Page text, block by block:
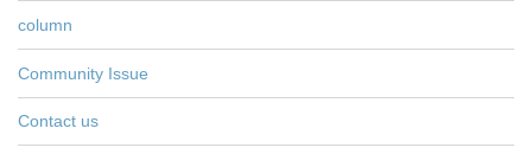
column
Community Issue
Contact us